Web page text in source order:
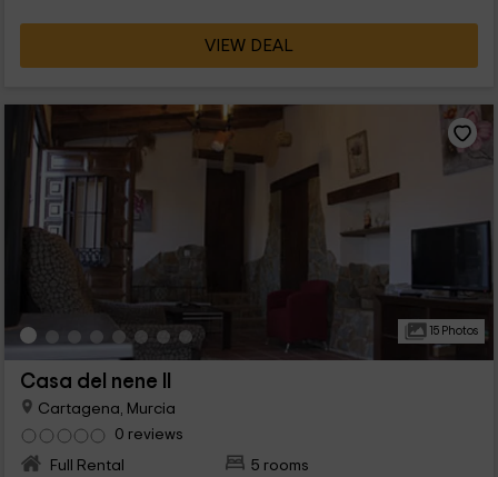
VIEW DEAL
15 Photos
Casa del nene II
Cartagena, Murcia
0 reviews
Full Rental
5 rooms